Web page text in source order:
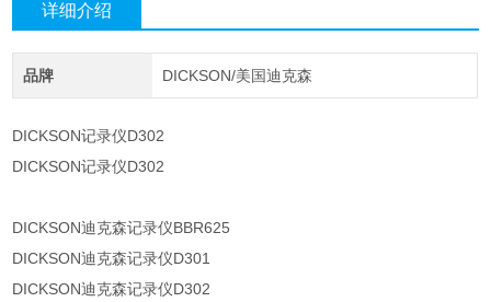
详细介绍
品牌 DICKSON/美国迪克森
DICKSON记录仪D302
DICKSON记录仪D302
DICKSON迪克森记录仪BBR625
DICKSON迪克森记录仪D301
DICKSON迪克森记录仪D302